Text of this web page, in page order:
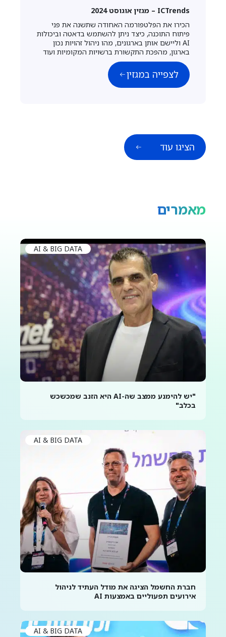
ICTrends – מגזין אוגוסט 2024
הכירו את הפלטפורמה האחודה שתשנה את פני
פיתוח התוכנה, כיצד ניתן להשתמש בדאטה וביכולות
AI וליישם אותן בארגונים, מהו ניהול זהויות נכון
בארגון, מהפכת התקשורת ברשויות המקומיות ועוד
לצפייה במגזין
הציגו עוד
מאמרים
AI & BIG DATA
"יש להימנע ממצב שה-AI היא הזנב שמכשכש
בכלב"
AI & BIG DATA
חברת החשמל הציגה את מודל העתיד לניהול
אירועים תפעוליים באמצעות AI
AI & BIG DATA